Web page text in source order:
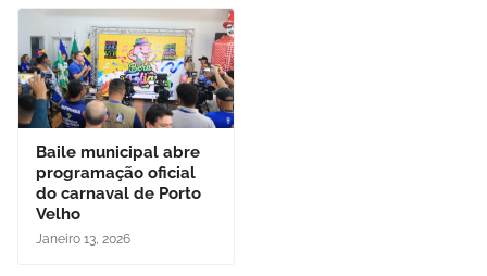
Baile municipal abre
programação oficial
do carnaval de Porto
Velho
Janeiro 13, 2026